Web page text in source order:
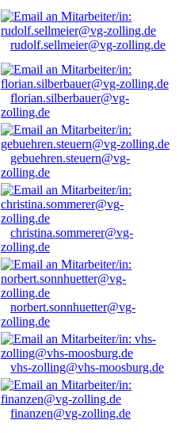
rudolf.sellmeier@vg-zolling.de
florian.silberbauer@vg-
zolling.de
gebuehren.steuern@vg-
zolling.de
christina.sommerer@vg-
zolling.de
norbert.sonnhuetter@vg-
zolling.de
vhs-zolling@vhs-moosburg.de
finanzen@vg-zolling.de